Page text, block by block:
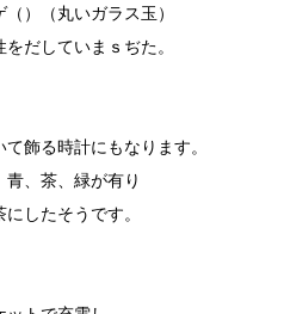
）（丸いガラス玉）
だしていまｓぢた。
飾る時計にもなります。
、茶、緑が有り
したそうです。